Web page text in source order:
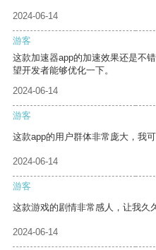
2024-06-14
游客
这款加速器app的加速效果还是不
望开发者能够优化一下。
2024-06-14
游客
这款app的用户群体非常庞大，我
2024-06-14
游客
这款游戏的剧情非常感人，让我久
2024-06-14